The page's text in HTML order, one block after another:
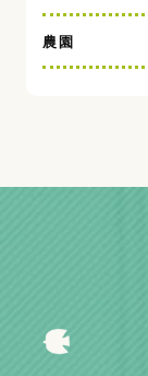
農園